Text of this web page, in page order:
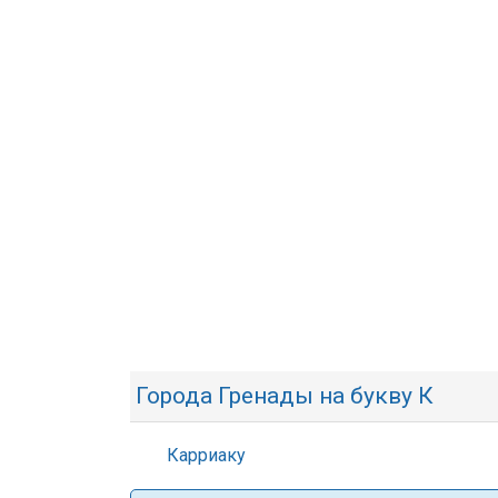
Города Гренады на букву К
Карриаку